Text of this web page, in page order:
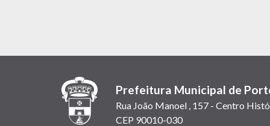
Prefeitura Municipal de
Rua João Manoel , 157 - Centro
CEP 90010-030